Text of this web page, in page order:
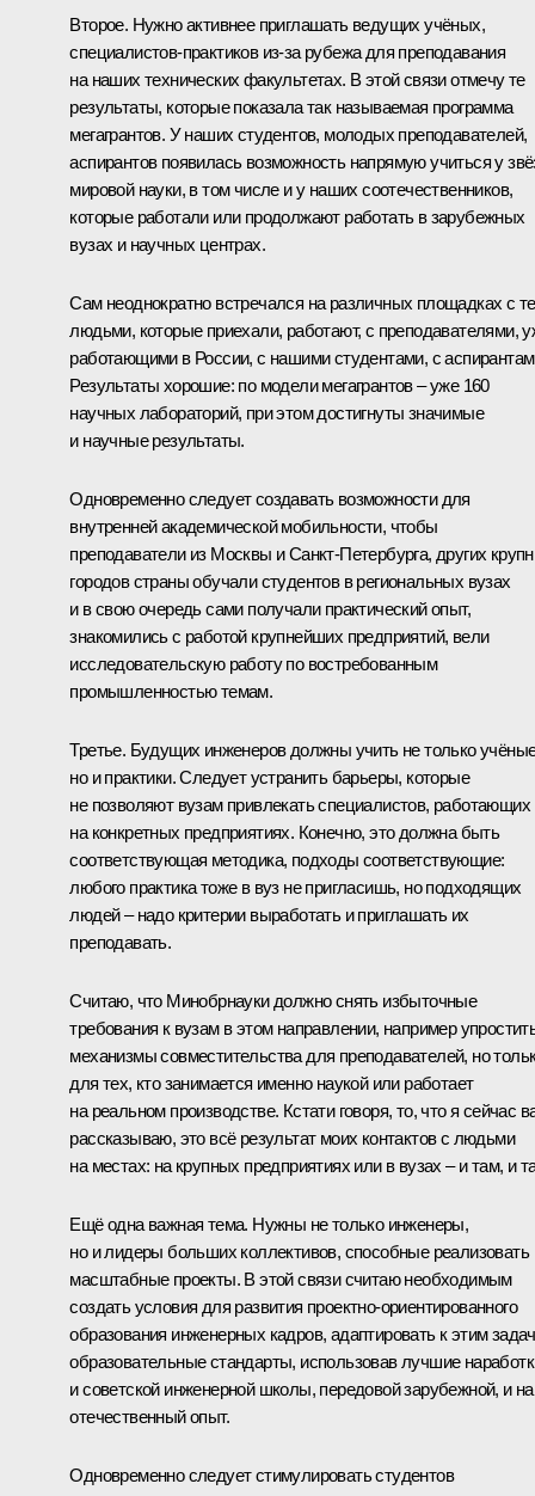
Второе. Нужно активнее приглашать ведущих учёных,
специалистов-практиков из‑за рубежа для преподавания
на наших технических факультетах. В этой связи отмечу те
результаты, которые показала так называемая программа
мегагрантов. У наших студентов, молодых преподавателей,
аспирантов появилась возможность напрямую учиться у
мировой науки, в том числе и у наших соотечественников,
которые работали или продолжают работать в зарубежных
вузах и научных центрах.
Сам неоднократно встречался на различных площадках с
людьми, которые приехали, работают, с преподавателями,
работающими в России, с нашими студентами, с
Результаты хорошие: по модели мегагрантов – уже 160
научных лабораторий, при этом достигнуты значимые
и научные результаты.
Одновременно следует создавать возможности для
внутренней академической мобильности, чтобы
преподаватели из Москвы и Санкт-Петербурга, других
городов страны обучали студентов в региональных вузах
и в свою очередь сами получали практический опыт,
знакомились с работой крупнейших предприятий, вели
исследовательскую работу по востребованным
промышленностью темам.
Третье. Будущих инженеров должны учить не только
но и практики. Следует устранить барьеры, которые
не позволяют вузам привлекать специалистов, работающих
на конкретных предприятиях. Конечно, это должна быть
соответствующая методика, подходы соответствующие:
любого практика тоже в вуз не пригласишь, но подходящих
людей – надо критерии выработать и приглашать их
преподавать.
Считаю, что Минобрнауки должно снять избыточные
требования к вузам в этом направлении, например
механизмы совместительства для преподавателей, но
для тех, кто занимается именно наукой или работает
на реальном производстве. Кстати говоря, то, что я сейчас
рассказываю, это всё результат моих контактов с людьми
на местах: на крупных предприятиях или в вузах – и там, и
Ещё одна важная тема. Нужны не только инженеры,
но и лидеры больших коллективов, способные реализовать
масштабные проекты. В этой связи считаю необходимым
создать условия для развития проектно-ориентированного
образования инженерных кадров, адаптировать к этим
образовательные стандарты, использовав лучшие
и советской инженерной школы, передовой зарубежной, и
отечественный опыт.
Одновременно следует стимулировать студентов